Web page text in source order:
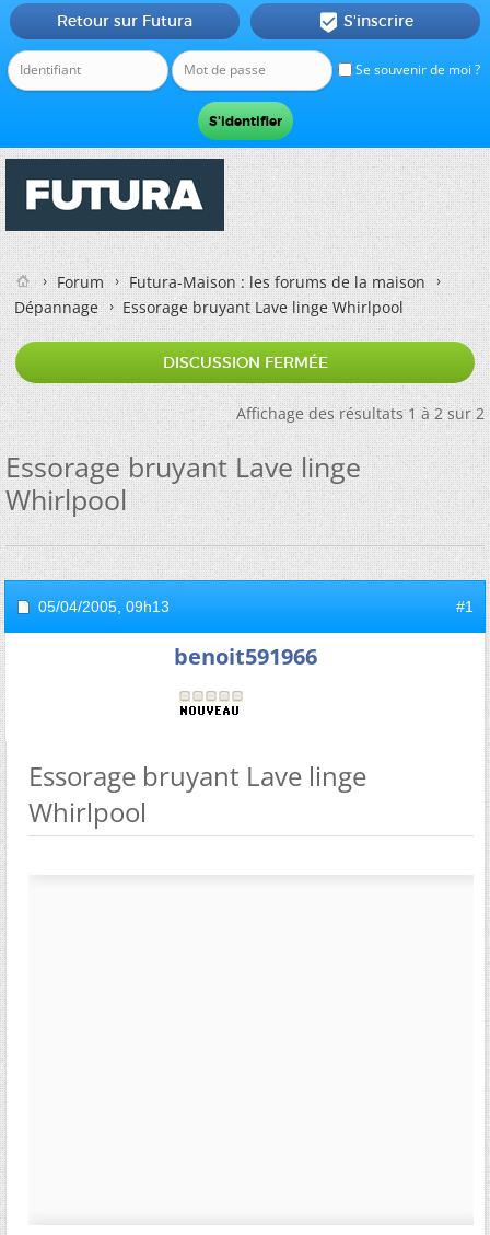
Se souvenir de moi ?
Retour sur Futura  S'inscrire
Forum
Futura-Maison : les forums de la maison
Dépannage
Essorage bruyant Lave linge Whirlpool
DISCUSSION FERMÉE
Affichage des résultats 1 à 2 sur 2
Essorage bruyant Lave linge
Whirlpool
05/04/2005, 09h13 #1
benoit591966
Essorage bruyant Lave linge
Whirlpool